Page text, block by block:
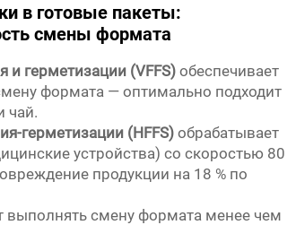
в готовые пакеты:
смены формата
герметизации (VFFS) обеспечивает
формата — оптимально подходит
чай.
герметизации (HFFS)обрабатывает
устройства) со скоростью 80
продукции на 18 % по
выполнять смену формата менее чем